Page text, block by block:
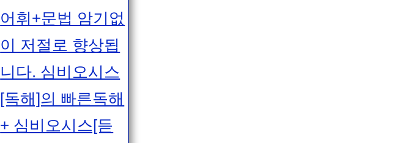
어휘+문법 암기없
이 저절로 향상됩
니다. 심비오시스
[독해]의 빠른독해
+ 심비오시스[듣